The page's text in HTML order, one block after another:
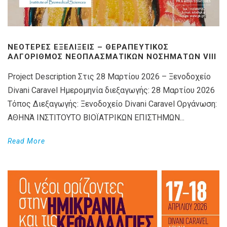
ΝΕΌΤΕΡΕΣ ΕΞΕΛΊΞΕΙΣ – ΘΕΡΑΠΕΥΤΙΚΌΣ
ΑΛΓΌΡΙΘΜΟΣ ΝΕΟΠΛΑΣΜΑΤΙΚΏΝ ΝΟΣΗΜΆΤΩΝ VIIΙ
Project Description Στις 28 Μαρτίου 2026 – Ξενοδοχείο
Divani Caravel Ημερομηνία διεξαγωγής: 28 Μαρτίου 2026
Τόπος Διεξαγωγής: Ξενοδοχείο Divani Caravel Οργάνωση:
ΑΘΗΝΆ ΙΝΣΤΙΤΟΥΤΟ ΒΙΟΪΑΤΡΙΚΩΝ ΕΠΙΣΤΗΜΩΝ...
Read More